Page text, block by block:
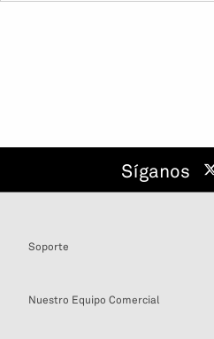
Síganos
Soporte
Nuestro Equipo Comercial